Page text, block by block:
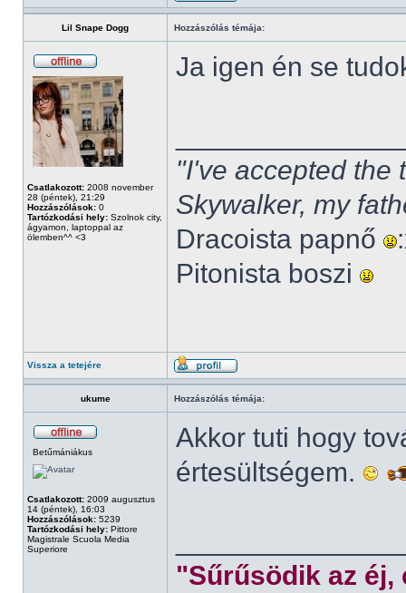
Lil Snape Dogg Hozzászólás témája:
Csatlakozott: 2008 november
28 (péntek), 21:29
Hozzászólások: 0
Tartózkodási hely: Szolnok city,
ágyamon, laptoppal az
ölemben^^ <3
Ja igen én se
"I've accepted the
Skywalker, my
Dracoista papnő
Pitonista boszi
Vissza a tetejére
ukume Hozzászólás témája:
Betűmániákus
Csatlakozott: 2009 augusztus
14 (péntek), 16:03
Hozzászólások: 5239
Tartózkodási hely: Pittore
Magistrale Scuola Media
Superiore
Akkor tuti hogy
értesültségem.
"Sűrűsödik az éj,